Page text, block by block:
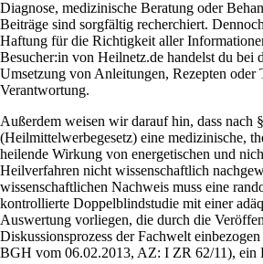
Diagnose, medizinische Beratung oder
Beiträge sind sorgfältig recherchiert.
Haftung für die Richtigkeit aller
Besucher:in von Heilnetz.de handelst du bei
Umsetzung von Anleitungen, Rezepten oder
Verantwortung.
Außerdem weisen wir darauf hin, dass nach
(Heilmittelwerbegesetz) eine medizinische,
heilende Wirkung von energetischen und
Heilverfahren nicht wissenschaftlich
wissenschaftlichen Nachweis muss eine
kontrollierte Doppelblindstudie mit einer
Auswertung vorliegen, die durch die
Diskussionsprozess der Fachwelt
BGH vom 06.02.2013, AZ: I ZR 62/11), ein